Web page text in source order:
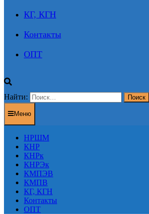
КГ, КГН
Контакты
ОПТ
Найти:
Меню
НРШМ
КНР
КНРк
КНРЭк
КМПЭВ
КМПВ
КГ, КГН
Контакты
ОПТ